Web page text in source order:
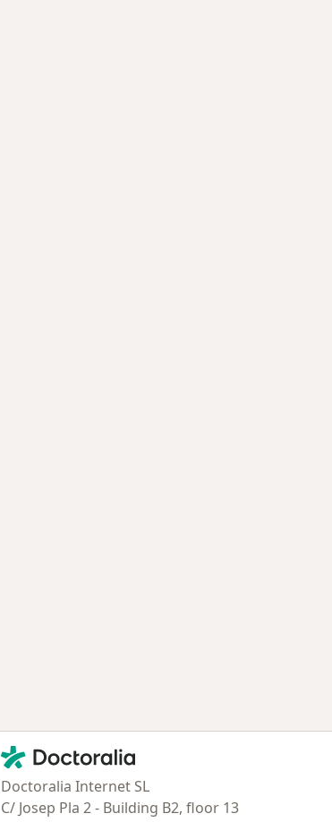
Contacto
Doctoralia - Página de inicio
Doctoralia Internet SL
C/ Josep Pla 2 - Building B2, floor 13